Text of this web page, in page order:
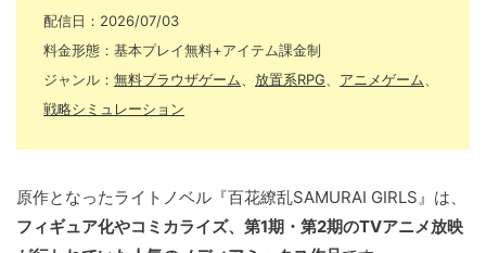
配信日：2026/07/03
料金形態：基本プレイ無料+アイテム課金制
ジャンル： 無料ブラウザゲーム 放置系RPG アニメゲーム
戦略シミュレーション
原作となったライトノベル『百花繚乱SAMURAI GIRLS』は、
フィギュア化やコミカライズ、第1期・第2期のTVアニメ放映